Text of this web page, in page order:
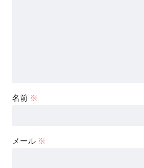
名前 ※
メール ※